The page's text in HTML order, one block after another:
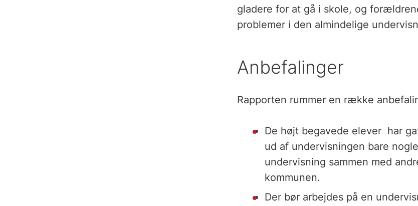
gladere for at gå i skole, og
problemer i den almindelige
Anbefalinger
Rapporten rummer en række
De højt begavede elever har
ud af undervisningen bare
undervisning sammen med
kommunen.
Der bør arbejdes på en